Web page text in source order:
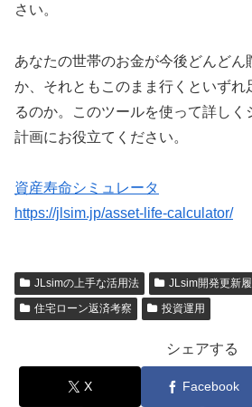
さい。
あなたの世帯のお金が今後どんどん
か、それともこのまま行くといずれ
るのか。このツールを使って詳しく
計画にお役立てください。
資産寿命シミュレータ
https://jlsim.jp/asset-life-calculator/
JLsimの上手な活用法
JLsim開発更新
住宅ローン返済考察
投資運用
シェアする
X Facebook